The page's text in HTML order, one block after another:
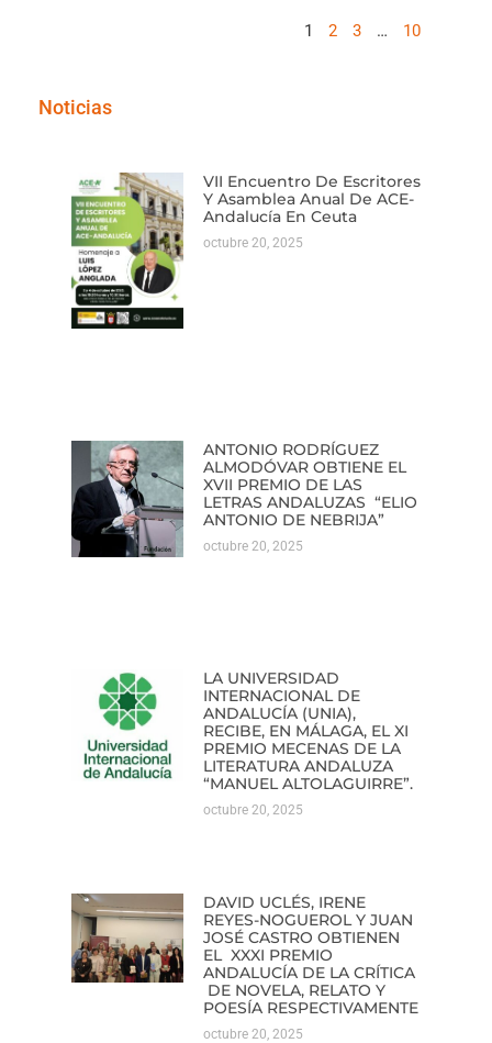
1 2 3 … 10
Noticias
VII Encuentro De Escritores
Y Asamblea Anual De ACE-
Andalucía En Ceuta
octubre 20, 2025
ANTONIO RODRÍGUEZ
ALMODÓVAR OBTIENE EL
XVII PREMIO DE LAS
LETRAS ANDALUZAS “ELIO
ANTONIO DE NEBRIJA”
octubre 20, 2025
LA UNIVERSIDAD
INTERNACIONAL DE
ANDALUCÍA (UNIA),
RECIBE, EN MÁLAGA, EL XI
PREMIO MECENAS DE LA
LITERATURA ANDALUZA
“MANUEL ALTOLAGUIRRE”.
octubre 20, 2025
DAVID UCLÉS, IRENE
REYES-NOGUEROL Y JUAN
JOSÉ CASTRO OBTIENEN
EL XXXI PREMIO
ANDALUCÍA DE LA CRÍTICA
DE NOVELA, RELATO Y
POESÍA RESPECTIVAMENTE
octubre 20, 2025